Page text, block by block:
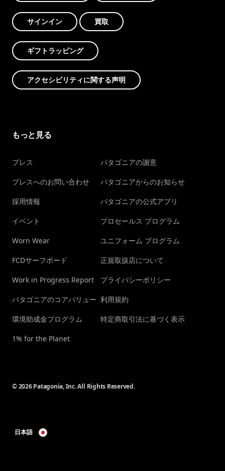
サインイン 買取
ギフトラッピング
アクセシビリティに関する声明
もっと見る
プレス
プレスへのお問い合わせ
採用情報
イベント
Worn Wear
FCDサーフボード
Work in Progress Report
パタゴニアのコアバリュー
環境助成金プログラム
1% for the Planet
パタゴニアの謝意
パタゴニアからのお知らせ
パタゴニアの公式アプリ
プロセールス プログラム
ユニフォーム プログラム
正規取扱店について
プライバシーポリシー
利用規約
特定商取引法に基づく表示
© 2026 Patagonia, Inc. All Rights Reserved.
日本語